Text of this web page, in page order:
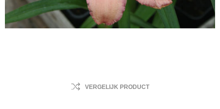
VERGELIJK PRODUCT